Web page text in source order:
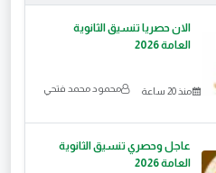
الان حصريا تنسيق الثانوية
العامة 2026
منذ 20 ساعة محمود محمد فتحي
عاجل وحصري تنسيق الثانوية
العامة 2026